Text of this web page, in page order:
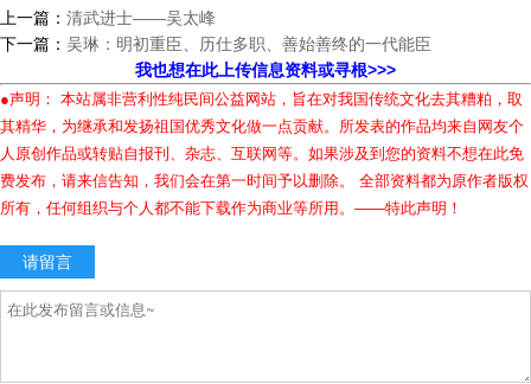
上一篇： 清武进士——吴太峰
下一篇： 吴琳：明初重臣、历仕多职、善始善终的一代能臣
我也想在此上传信息资料或寻根>>>
●声明： 本站属非营利性纯民间公益网站，旨在对我国传统文化去其糟粕，取
其精华，为继承和发扬祖国优秀文化做一点贡献。所发表的作品均来自网友个
人原创作品或转贴自报刊、杂志、互联网等。如果涉及到您的资料不想在此免
费发布，请来信告知，我们会在第一时间予以删除。 全部资料都为原作者版权
所有，任何组织与个人都不能下载作为商业等所用。——特此声明！
请留言